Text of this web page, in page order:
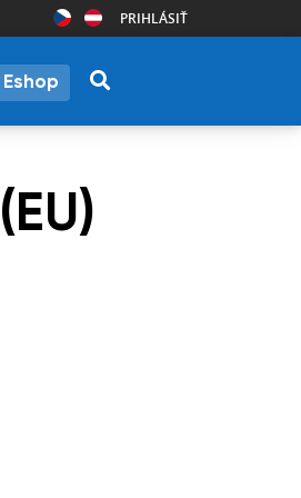
PRIHLÁSIŤ
Eshop